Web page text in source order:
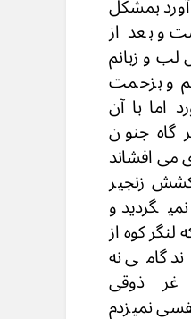
بمشکل
و بعد از
لب و زبانم
و بزحمت
اما با آن
جنون
می افشاند
کشش زنجیر
و
کوه از
گامی نه
ذوقی
نمیزدم